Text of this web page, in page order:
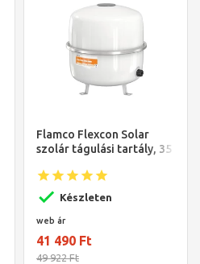
Flamco Flexcon Solar
szolár tágulási tartály, 35
Készleten
web ár
41 490 Ft
49 922 Ft